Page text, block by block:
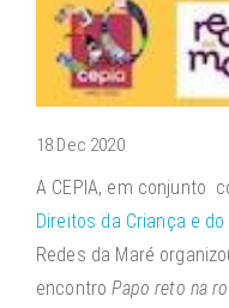
18 Dec 2020
A CEPIA, em conjunto
Direitos da Criança e
Redes da Maré
encontroPapo reto na